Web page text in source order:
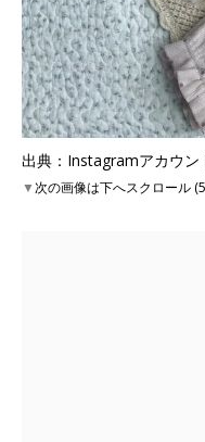
出典：Instagramアカウン
▼次の画像は下へスクロール